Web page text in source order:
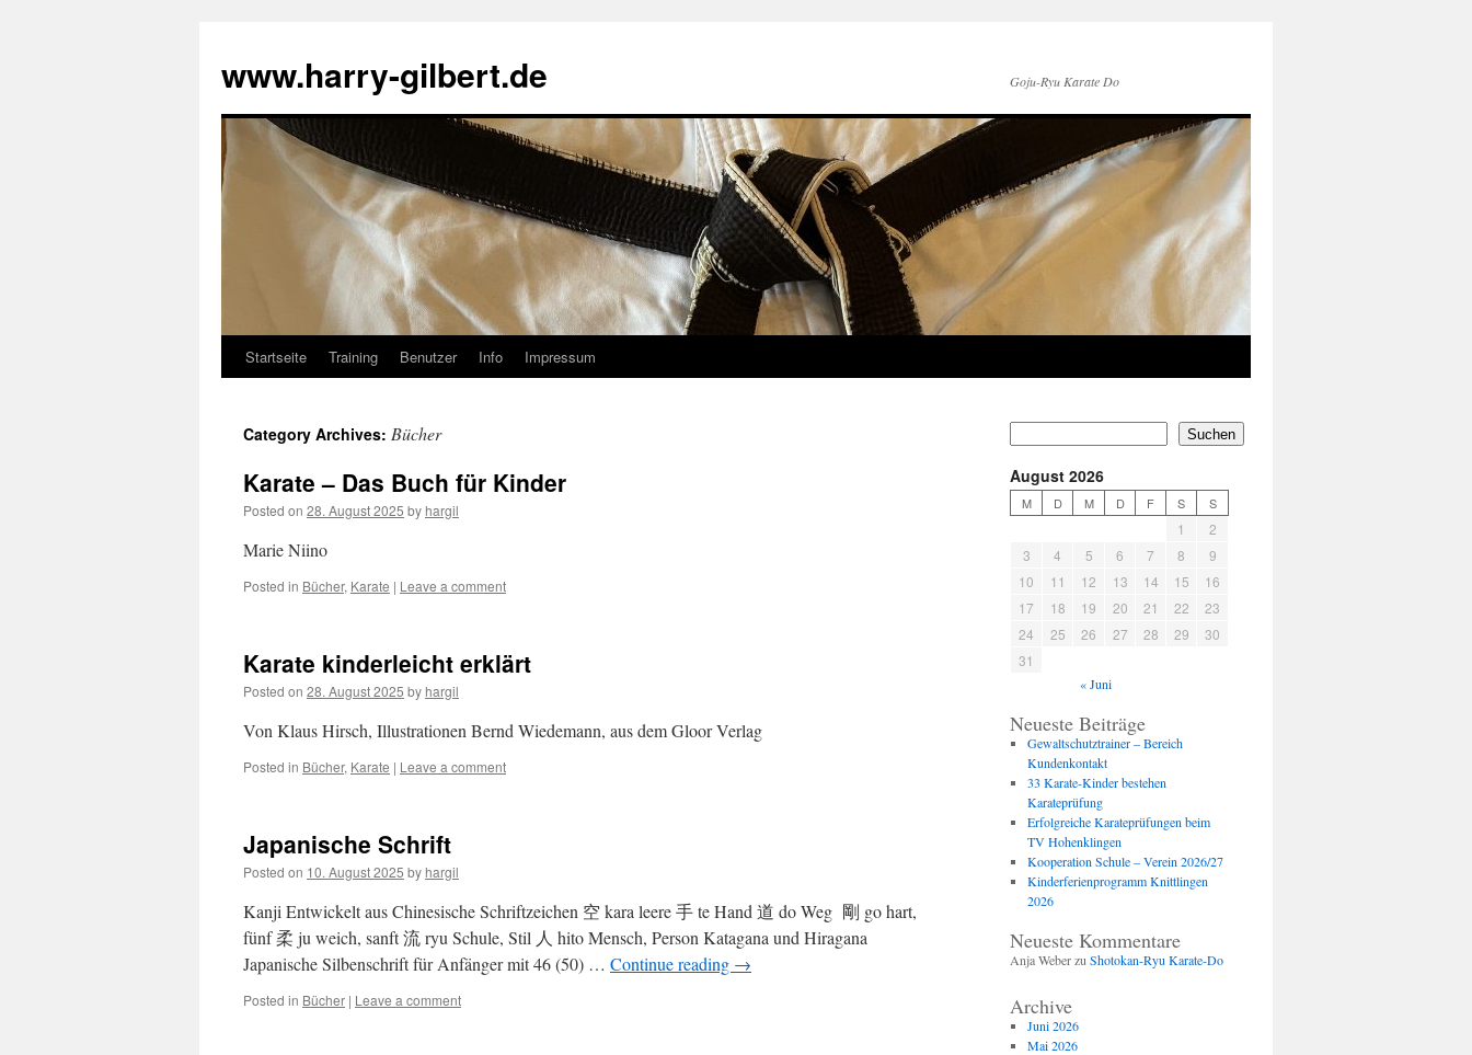
content
www.harry-gilbert.de Goju-Ryu Karate Do
Startseite Training Benutzer Info Impressum
Category Archives: Bücher
Karate – Das Buch für Kinder
Posted on 28. August 2025 by hargil
Marie Niino
Posted in Bücher, Karate | Leave a comment
Karate kinderleicht erklärt
Posted on 28. August 2025 by hargil
Von Klaus Hirsch, Illustrationen Bernd Wiedemann, aus dem Gloor Verlag
Posted in Bücher, Karate | Leave a comment
Japanische Schrift
Posted on 10. August 2025 by hargil
Kanji Entwickelt aus Chinesische Schriftzeichen 空 kara leere 手 te Hand 道 do Weg 剛 go hart,
fünf 柔 ju weich, sanft 流 ryu Schule, Stil 人 hito Mensch, Person Katagana und Hiragana
Japanische Silbenschrift für Anfänger mit 46 (50) … Continue reading →
Posted in Bücher | Leave a comment
Suchen
August 2026
M D M D F S S
1
2
3
4 5 6 7 8
9
10
11 12 13 14 15
16
17
18 19 20 21 22
23
24
25 26 27 28 29
30
31
« Juni
Neueste Beiträge
Gewaltschutztrainer – Bereich
Kundenkontakt
33 Karate-Kinder bestehen
Karateprüfung
Erfolgreiche Karateprüfungen beim
TV Hohenklingen
Kooperation Schule – Verein 2026/27
Kinderferienprogramm Knittlingen
2026
Neueste Kommentare
Anja Weberzu Shotokan-Ryu Karate-Do
Archive
Juni 2026
Mai 2026